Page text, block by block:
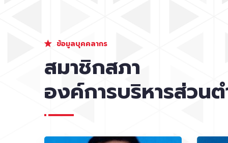
ข้อมูลบุคคลากร
สมาชิกสภา
องค์การบริหารส่วน